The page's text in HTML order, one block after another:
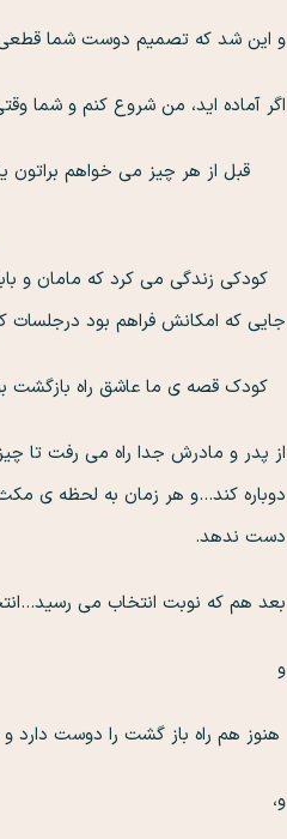
و این شد که تصمیم دوست شما
اگر آماده اید، من شروع کنم و
قبل از هر چیز می خواهم براتون
در
کودکی زندگی می کرد که مامان و
جایی که امکانش فراهم بود درجلسات
کودک قصه ی ما عاشق راه بازگشت
از پدر و مادرش جدا راه می رفت تا
دوباره کند…و هر زمان به لحظه ی
دست ندهد.
بعد هم که نوبت انتخاب می
و
هنوز هم راه باز گشت را دوست دارد
و،